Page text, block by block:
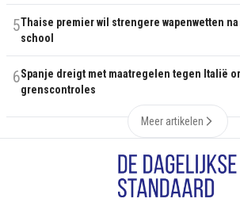
5Thaise premier wil strengere wapenwetten
school
6Spanje dreigt met maatregelen tegen Italië
grenscontroles
Meer artikelen